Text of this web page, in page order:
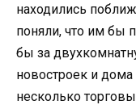
находились
поняли, что им бы
бы за
новостроек и
несколько